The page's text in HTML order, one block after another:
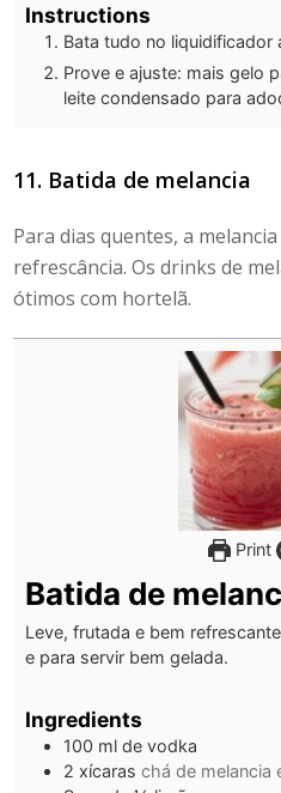
Instructions
Bata tudo no liquidificador
Prove e ajuste: mais gelo
leite condensado para
11. Batida de melancia
Para dias quentes, a
refrescância. Osdrinks de
ótimos com hortelã.
Print
Batida de
Leve, frutada e bem
e para servir bem gelada.
Ingredients
100 ml de vodka
2 xícaras chá de melancia